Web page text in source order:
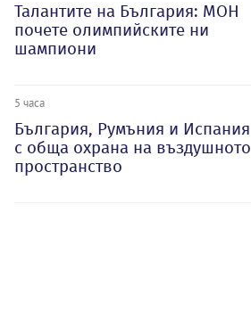
Талантите на България: МОН
почете олимпийските ни
шампиони
5 часа
България, Румъния и Испания
с обща охрана на въздушното
пространство